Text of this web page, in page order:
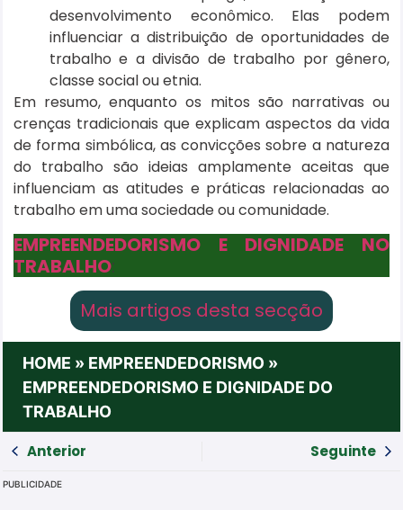
desenvolvimento econômico. Elas podem
influenciar a distribuição de oportunidades de
trabalho e a divisão de trabalho por gênero,
classe social ou etnia.
Em resumo, enquanto os mitos são narrativas ou
crenças tradicionais que explicam aspectos da vida
de forma simbólica, as convicções sobre a natureza
do trabalho são ideias amplamente aceitas que
influenciam as atitudes e práticas relacionadas ao
trabalho em uma sociedade ou comunidade.
EMPREENDEDORISMO E DIGNIDADE NO
TRABALHO:
Mais artigos desta secção
HOME » EMPREENDEDORISMO »
EMPREENDEDORISMO E DIGNIDADE DO
TRABALHO
Anterior Seguinte
PUBLICIDADE